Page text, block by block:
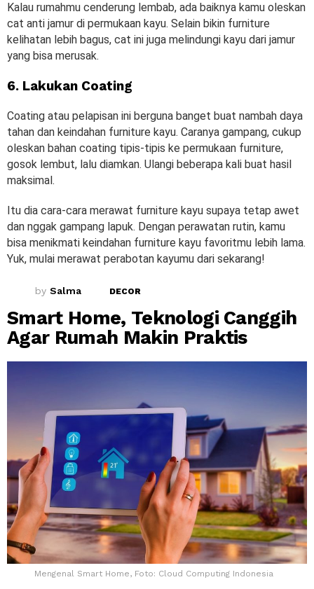
Kalau rumahmu cenderung lembab, ada baiknya kamu oleskan
cat anti jamur di permukaan kayu. Selain bikin furniture
kelihatan lebih bagus, cat ini juga melindungi kayu dari jamur
yang bisa merusak.
6. Lakukan Coating
Coating atau pelapisan ini berguna banget buat nambah daya
tahan dan keindahan furniture kayu. Caranya gampang, cukup
oleskan bahan coating tipis-tipis ke permukaan furniture,
gosok lembut, lalu diamkan. Ulangi beberapa kali buat hasil
maksimal.
Itu dia cara-cara merawat furniture kayu supaya tetap awet
dan nggak gampang lapuk. Dengan perawatan rutin, kamu
bisa menikmati keindahan furniture kayu favoritmu lebih lama.
Yuk, mulai merawat perabotan kayumu dari sekarang!
by Salma DECOR
Smart Home, Teknologi Canggih
Agar Rumah Makin Praktis
Mengenal Smart Home, Foto: Cloud Computing Indonesia